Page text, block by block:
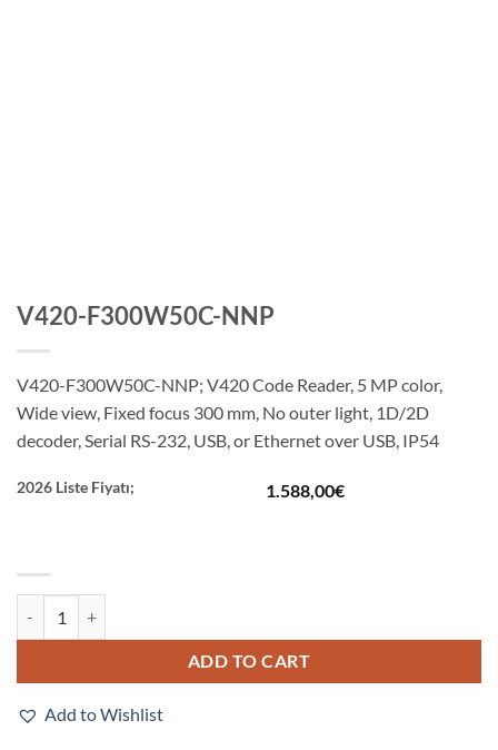
V420-F300W50C-NNP
V420-F300W50C-NNP; V420 Code Reader, 5 MP color,
Wide view, Fixed focus 300 mm, No outer light, 1D/2D
decoder, Serial RS-232, USB, or Ethernet over USB, IP54
2026 Liste Fiyatı; 1.588,00€
ADD TO CART
Add to Wishlist